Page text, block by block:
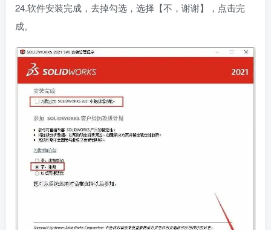
24.软件安装完成，去掉勾选，选择【不，谢谢】，点击完
成。